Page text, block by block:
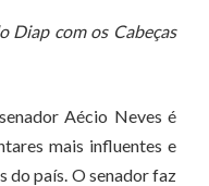
Diap com os Cabeças
Aécio Neves é
mais influentes e
do país. O senador faz